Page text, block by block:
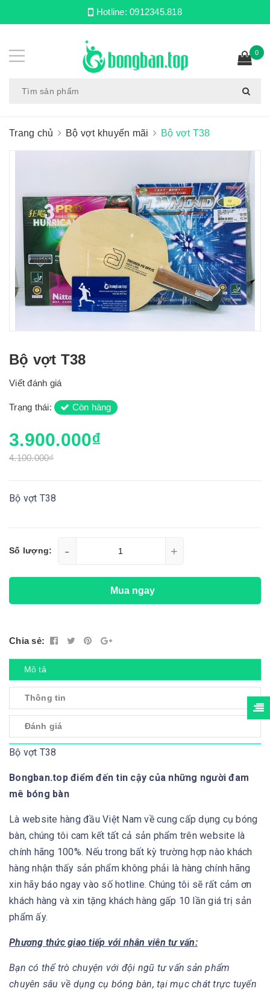
Hotline: 0912345.818
0
Trang chủ Bộ vợt khuyến mãi Bộ vợt T38
Bộ vợt T38
Viết đánh giá
Trạng thái: Còn hàng
3.900.000₫
4.100.000₫
Bộ vợt T38
Số lượng: - +
Mua ngay
Chia sẻ:
Mô tả
Thông tin
Đánh giá
Bộ vợt T38
Bongban.top điểm đến tin cậy của những người đam
mê bóng bàn
Là website hàng đầu Việt Nam về cung cấp dụng cụ bóng
bàn, chúng tôi cam kết tất cả sản phẩm trên website là
chính hãng 100%. Nếu trong bất kỳ trường hợp nào khách
hàng nhận thấy sản phẩm không phải là hàng chính hãng
xin hãy báo ngay vào số hotline. Chúng tôi sẽ rất cảm ơn
khách hàng và xin tặng khách hàng gấp 10 lần giá trị sản
phẩm ấy.
Phương thức giao tiếp với nhân viên tư vấn:
Bạn có thể trò chuyện với đội ngũ tư vấn sản phẩm
chuyên sâu về dụng cụ bóng bàn, tại mục chát trực tuyển